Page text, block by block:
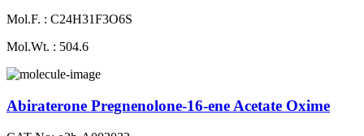
Mol.F. : C24H31F3O6S
Mol.Wt. : 504.6
Abiraterone Pregnenolone-16-ene Acetate Oxime